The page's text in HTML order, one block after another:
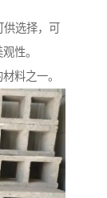
选择，可
性。
料之一。